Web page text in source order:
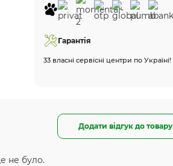
Гарантія
33 власні сервісні центри по Україні!
Додати відгук до товару
не було.